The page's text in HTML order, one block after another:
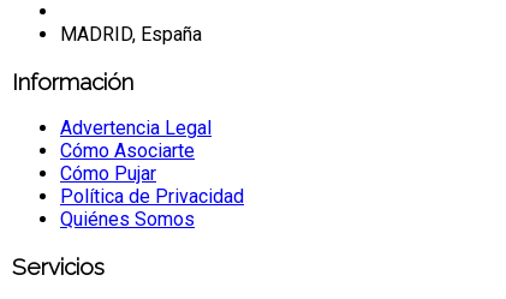
MADRID, España
Información
Advertencia Legal
Cómo Asociarte
Cómo Pujar
Política de Privacidad
Quiénes Somos
Servicios